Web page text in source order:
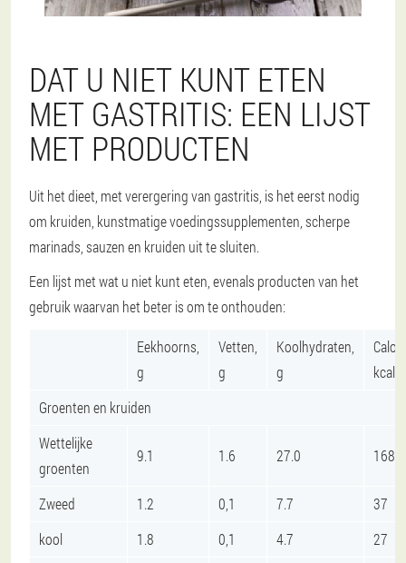
DAT U NIET KUNT ETEN
MET GASTRITIS: EEN LIJST
MET PRODUCTEN
Uit het dieet, met verergering van gastritis, is het eerst nodig
om kruiden, kunstmatige voedingssupplementen, scherpe
marinads, sauzen en kruiden uit te sluiten.
Een lijst met wat u niet kunt eten, evenals producten van het
gebruik waarvan het beter is om te onthouden:
Eekhoorns,
g
Vetten,
g
Koolhydraten,
g
kcal
Groenten en kruiden
Wettelijke
groenten
9.1 1.6 27.0 168
Zweed 1.2 0,1 7.7
37
kool
1.8 0,1 4.7
27